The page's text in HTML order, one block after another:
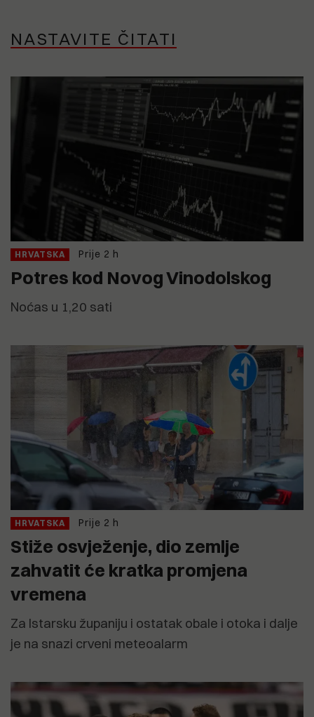
NASTAVITE ČITATI
HRVATSKA Prije 2 h
Potres kod Novog Vinodolskog
Noćas u 1,20 sati
HRVATSKA Prije 2 h
Stiže osvježenje, dio zemlje
zahvatit će kratka promjena
vremena
Za Istarsku županiju i ostatak obale i otoka i dalje
je na snazi crveni meteoalarm